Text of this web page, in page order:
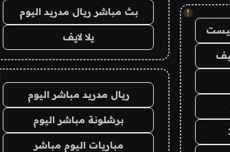
! بث مباشر ريال مدريد اليوم
يلا لايف
ريال مدريد مباشر اليوم
برشلونة مباشر اليوم
مباريات اليوم مباشر